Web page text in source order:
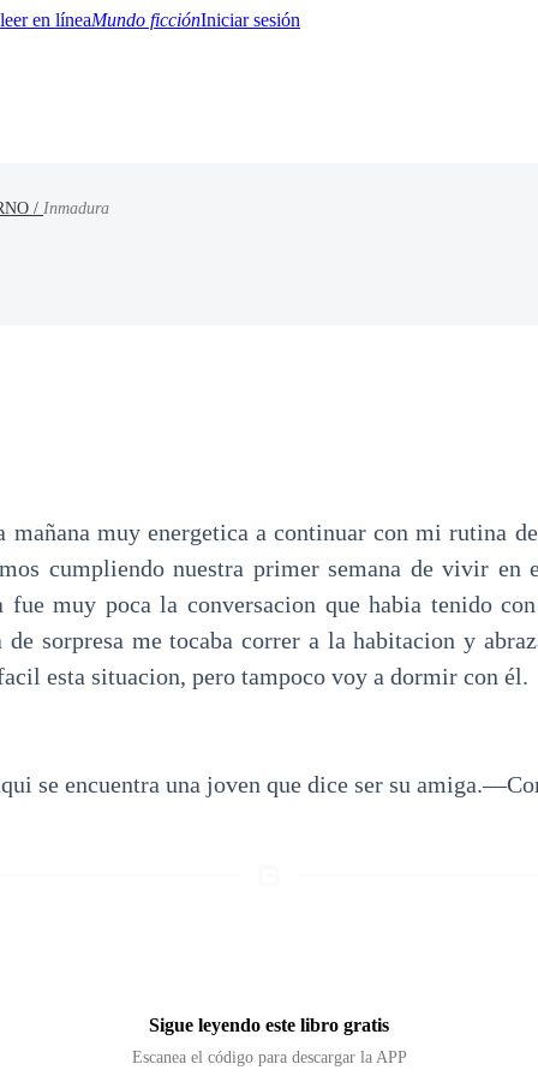
Mundo ficciónIniciar sesión
/ Inmadura
mañana muy energetica a continuar con mi rutina
cumpliendo nuestra primer semana de vivir en
fue muy poca la conversacion que habia tenido
de sorpresa me tocaba correr a la habitacion y
esta situacion, pero tampoco voy a dormir con él.
se encuentra una joven que dice ser su
Sigue leyendo este libro gratis
Escanea el código para descargar la APP